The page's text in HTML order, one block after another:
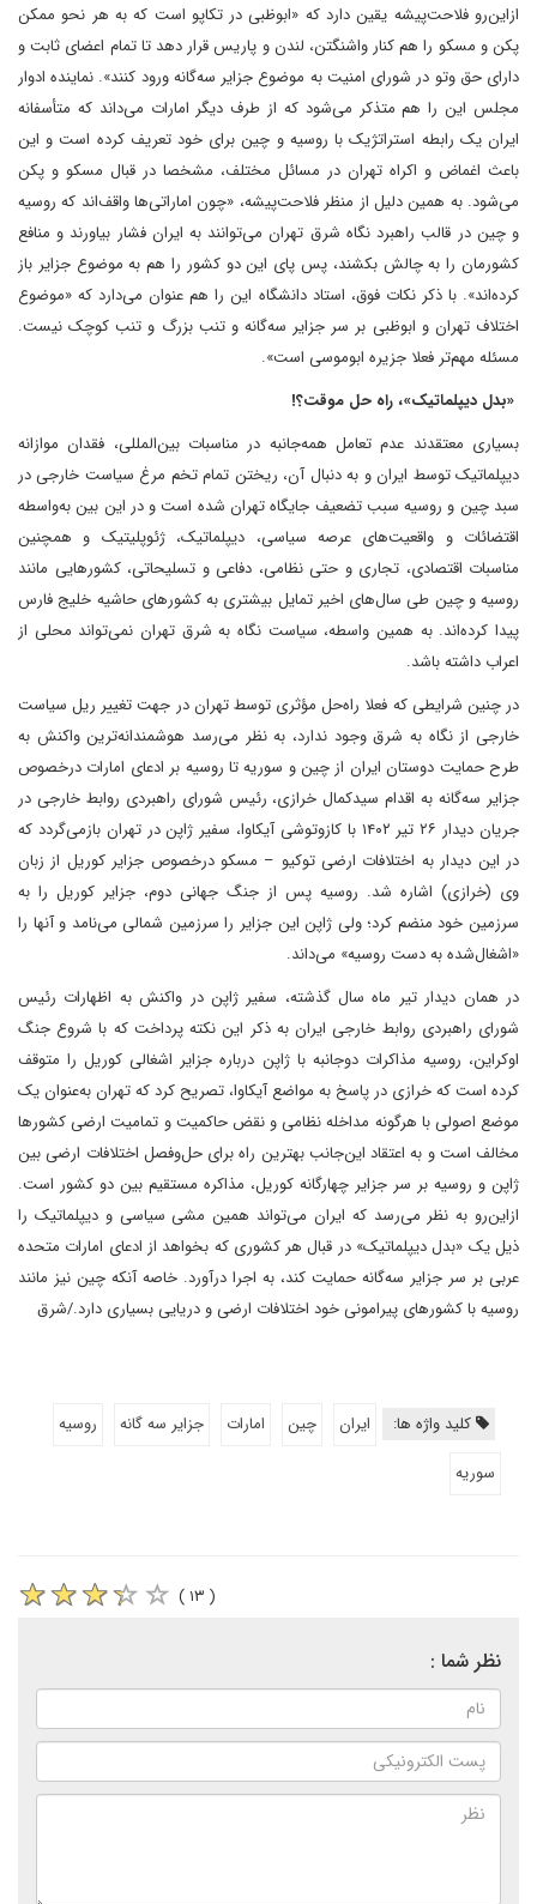
ازاین‌رو فلاحت‌پیشه یقین دارد که «ابوظبی در تکاپو است که به هر نحو ممکن
پکن و مسکو را هم کنار واشنگتن، لندن و پاریس قرار دهد تا تمام اعضای ثابت و
دارای حق وتو در شورای امنیت به موضوع جزایر سه‌گانه ورود کنند». نماینده ادوار
مجلس این را هم متذکر می‌شود که از طرف دیگر امارات می‌داند که متأسفانه
ایران یک رابطه استراتژیک با روسیه و چین برای خود تعریف کرده است و این
باعث اغماض و اکراه تهران در مسائل مختلف، مشخصا در قبال مسکو و پکن
می‌شود. به همین دلیل از منظر فلاحت‌پیشه، «چون اماراتی‌ها واقف‌اند که روسیه
و چین در قالب راهبرد نگاه شرق تهران می‌توانند به ایران فشار بیاورند و منافع
کشورمان را به چالش بکشند، پس پای این دو کشور را هم به موضوع جزایر باز
کرده‌اند». با ذکر نکات فوق، استاد دانشگاه این را هم عنوان می‌دارد که «موضوع
اختلاف تهران و ابوظبی بر سر جزایر سه‌گانه و تنب بزرگ و تنب کوچک نیست.
مسئله مهم‌تر فعلا جزیره ابوموسی است».
«بدل دیپلماتیک»، راه حل موقت؟!
بسیاری معتقدند عدم تعامل همه‌جانبه در مناسبات بین‌المللی، فقدان موازانه
دیپلماتیک توسط ایران و به دنبال آن، ریختن تمام تخم مرغ سیاست خارجی در
سبد چین و روسیه سبب تضعیف جایگاه تهران شده است و در این بین به‌واسطه
اقتضائات و واقعیت‌های عرصه سیاسی، دیپلماتیک، ژئوپلیتیک و همچنین
مناسبات اقتصادی، تجاری و حتی نظامی، دفاعی و تسلیحاتی، کشورهایی مانند
روسیه و چین طی سال‌های اخیر تمایل بیشتری به کشورهای حاشیه خلیج فارس
پیدا کرده‌اند. به همین واسطه، سیاست نگاه به شرق تهران نمی‌تواند محلی از
اعراب داشته باشد.
در چنین شرایطی که فعلا راه‌حل مؤثری توسط تهران در جهت تغییر ریل سیاست
خارجی از نگاه به شرق وجود ندارد، به نظر می‌رسد هوشمندانه‌ترین واکنش به
طرح حمایت دوستان ایران از چین و سوریه تا روسیه بر ادعای امارات درخصوص
جزایر سه‌گانه به اقدام سیدکمال خرازی، رئیس شورای راهبردی روابط خارجی در
جریان دیدار ۲۶ تیر ۱۴۰۲ با کازوتوشی آیکاوا، سفیر ژاپن در تهران بازمی‌گردد که
در این دیدار به اختلافات ارضی توکیو – مسکو درخصوص جزایر کوریل از زبان
وی (خرازی) اشاره شد. روسیه پس از جنگ جهانی دوم، جزایر کوریل را به
سرزمین خود منضم کرد؛ ولی ژاپن این جزایر را سرزمین شمالی می‌نامد و آنها را
«اشغال‌شده به دست روسیه» می‌داند.
در همان دیدار تیر ماه سال گذشته، سفیر ژاپن در واکنش به اظهارات رئیس
شورای راهبردی روابط خارجی ایران به ذکر این نکته پرداخت که با شروع جنگ
اوکراین، روسیه مذاکرات دوجانبه با ژاپن درباره جزایر اشغالی کوریل را متوقف
کرده است که خرازی در پاسخ به مواضع آیکاوا، تصریح کرد که تهران به‌عنوان یک
موضع اصولی با هرگونه مداخله نظامی و نقض حاکمیت و تمامیت ارضی کشورها
مخالف است و به اعتقاد این‌جانب بهترین راه برای حل‌وفصل اختلافات ارضی بین
ژاپن و روسیه بر سر جزایر چهارگانه کوریل، مذاکره مستقیم بین دو کشور است.
ازاین‌رو به نظر می‌رسد که ایران می‌تواند همین مشی سیاسی و دیپلماتیک را
ذیل یک «بدل دیپلماتیک» در قبال هر کشوری که بخواهد از ادعای امارات متحده
عربی بر سر جزایر سه‌گانه حمایت کند، به اجرا درآورد. خاصه آنکه چین نیز مانند
روسیه با کشورهای پیرامونی خود اختلافات ارضی و دریایی بسیاری دارد./شرق
کلید واژه ها: ایران چین امارات جزایر سه گانه
روسیه
سوریه
( ۱۳ )
نظر شما :